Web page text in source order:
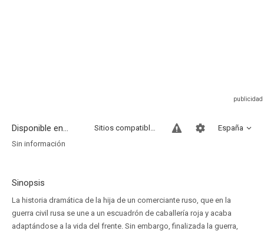
Disponible en... España
Sitios compatibles
Sin información
Sinopsis
La historia dramática de la hija de un comerciante ruso, que en la
guerra civil rusa se une a un escuadrón de caballería roja y acaba
adaptándose a la vida del frente. Sin embargo, finalizada la guerra,